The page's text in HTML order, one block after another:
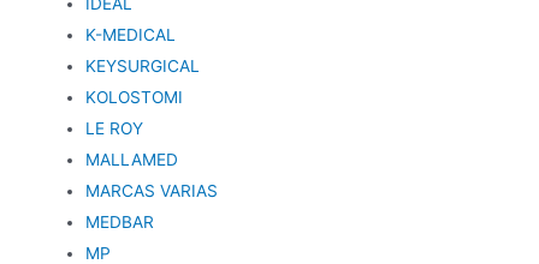
K-MEDICAL
KEYSURGICAL
KOLOSTOMI
LE ROY
MALLAMED
MARCAS VARIAS
MEDBAR
MP